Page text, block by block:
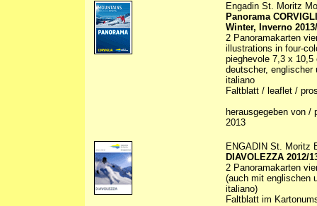
Engadin St. Moritz
Panorama
Winter, Inverno
2 Panoramakarten
illustrations in four-
pieghevole 7,3 x 10,5
deutscher,
italiano
Faltblatt / leaflet /
herausgegeben von
2013
ENGADIN St. Moritz
DIAVOLEZZA 2012/
2 Panoramakarten
(auch mit englischen
italiano)
Faltblatt im